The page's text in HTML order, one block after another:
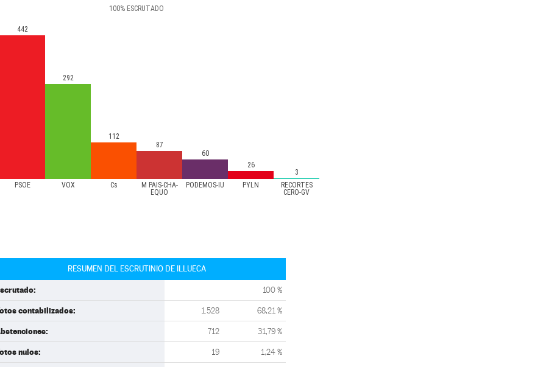
100% ESCRUTADO
PSOE VOX Cs
M PAÍS-CHA-
EQUO
PODEMOS-IU PYLN
RECORTES
CERO-GV
442
292
112
87
60
26
3
RESUMEN DEL ESCRUTINIO DE ILLUECA
100 %
contabilizados: 1.528 68,21 %
712 31,79 %
nulos: 19 1,24 %